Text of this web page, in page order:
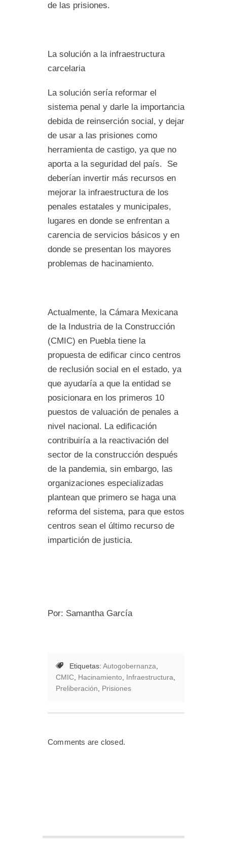
de las prisiones.
La solución a la infraestructura
carcelaria
La solución sería reformar el
sistema penal y darle la importancia
debida de reinserción social, y dejar
de usar a las prisiones como
herramienta de castigo, ya que no
aporta a la seguridad del país. Se
deberían invertir más recursos en
mejorar la infraestructura de los
penales estatales y municipales,
lugares en donde se enfrentan a
carencia de servicios básicos y en
donde se presentan los mayores
problemas de hacinamiento.
Actualmente, la Cámara Mexicana
de la Industria de la Construcción
(CMIC) en Puebla tiene la
propuesta de edificar cinco centros
de reclusión social en el estado, ya
que ayudaría a que la entidad se
posicionara en los primeros 10
puestos de valuación de penales a
nivel nacional. La edificación
contribuiría a la reactivación del
sector de la construcción después
de la pandemia, sin embargo, las
organizaciones especializadas
plantean que primero se haga una
reforma del sistema, para que estos
centros sean el último recurso de
impartición de justicia.
Por: Samantha García
Etiquetas: Autogobernanza
CMIC Hacinamiento Infraestructura
Preliberación
Prisiones
Comments are closed.